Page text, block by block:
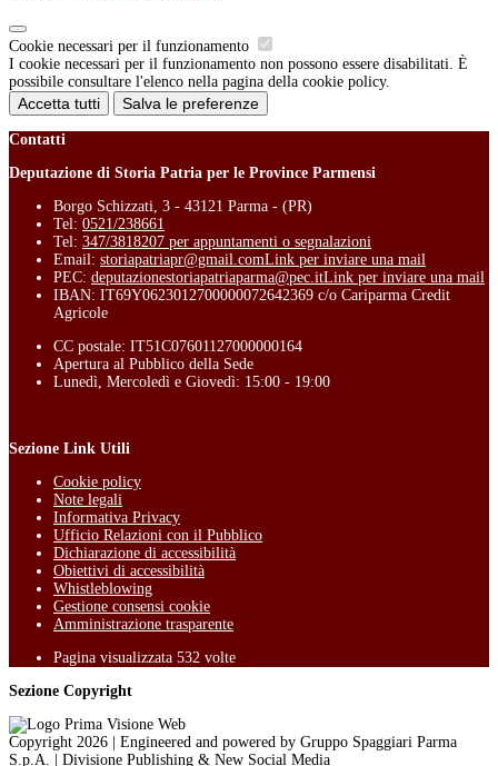
Cookie necessari per il funzionamento
I cookie necessari per il funzionamento non possono essere disabilitati. È
possibile consultare l'elenco nella pagina della cookie policy.
Accetta tutti Salva le preferenze
Contatti
Deputazione di Storia Patria per le Province Parmensi
Borgo Schizzati, 3 - 43121 Parma - (PR)
Tel: 0521/238661
Tel: 347/3818207 per appuntamenti o segnalazioni
Email: storiapatriapr@gmail.comLink per inviare una mail
PEC: deputazionestoriapatriaparma@pec.itLink per inviare una mail
IBAN: IT69Y0623012700000072642369 c/o Cariparma Credit
Agricole
CC postale: IT51C07601127000000164
Apertura al Pubblico della Sede
Lunedì, Mercoledì e Giovedì: 15:00 - 19:00
Sezione Link Utili
Cookie policy
Note legali
Informativa Privacy
Ufficio Relazioni con il Pubblico
Dichiarazione di accessibilità
Obiettivi di accessibilità
Whistleblowing
Gestione consensi cookie
Amministrazione trasparente
Pagina visualizzata 532 volte
Sezione Copyright
Copyright 2026 | Engineered and powered by Gruppo Spaggiari Parma
S.p.A. | Divisione Publishing & New Social Media